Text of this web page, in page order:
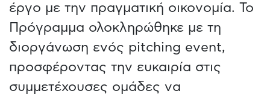
έργο με την πραγματική οικονομία. Το
Πρόγραμμα ολοκληρώθηκε με τη
διοργάνωση ενός pitching event,
προσφέροντας την ευκαιρία στις
συμμετέχουσες ομάδες να